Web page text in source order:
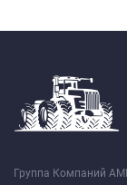
Группа Компаний